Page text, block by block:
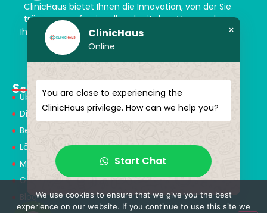
ClinicHaus bietet Ihnen die Innovation, von der Sie
träumen, professionell und mit dem Versprechen,
Ihnen magische Akzente zu verleihen. Schenken Sie
sich selbst ein neues „Ich“.
Schnellmenü
Über Uns
Dienstleistungen
Behandlungen
Lösungspartner
Medical Consultants
Gesundheitstourismus
Blog
ClinicHaus
Online
×
You are close to experiencing the
ClinicHaus privilege. How can we help you?
Start Chat
We use cookies to ensure that we give you the best
experience on our website. If you continue to use this site we